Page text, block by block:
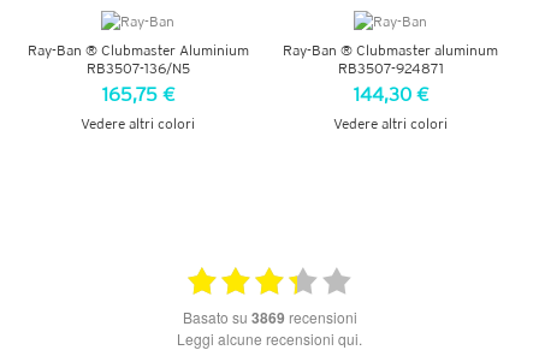
Ray-Ban ® Clubmaster Aluminium
RB3507-136/N5
165,75 €
Vedere altri colori
Ray-Ban ® Clubmaster aluminum
RB3507-924871
144,30 €
Vedere altri colori
basato su 3869 recensioni
Leggi alcune recensioni qui.